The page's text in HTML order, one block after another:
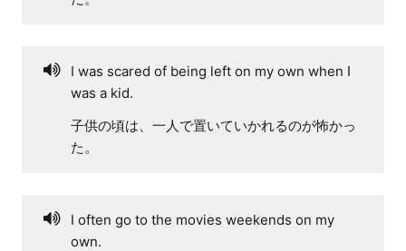
I was scared of being left on my own when I
was a kid.
子供の頃は、一人で置いていかれるのが怖かっ
た。
I often go to the movies weekends on my
own.